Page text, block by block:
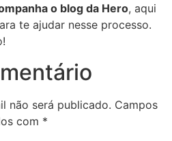
o blog da Hero, aqui
te ajudar nesse processo.
não será publicado. Campos
com *